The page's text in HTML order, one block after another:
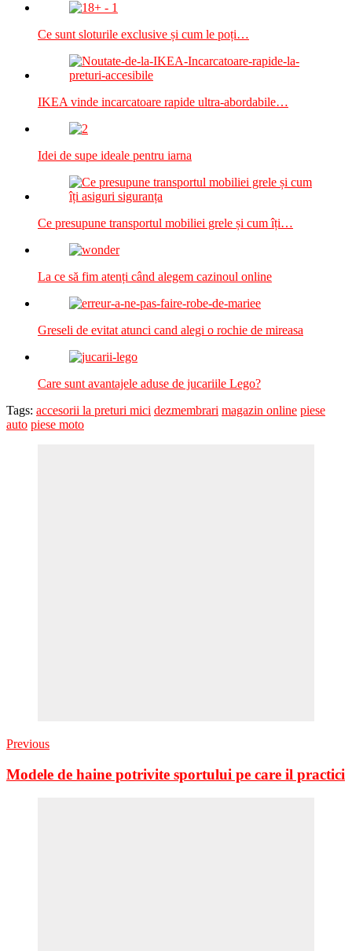
Ce sunt sloturile exclusive și cum le poți…
IKEA vinde incarcatoare rapide ultra-abordabile…
Idei de supe ideale pentru iarna
Ce presupune transportul mobiliei grele și cum îți…
La ce să fim atenți când alegem cazinoul online
Greseli de evitat atunci cand alegi o rochie de mireasa
Care sunt avantajele aduse de jucariile Lego?
Tags: accesorii la preturi mici dezmembrari magazin online piese
auto piese moto
Previous
Modele de haine potrivite sportului pe care il practici